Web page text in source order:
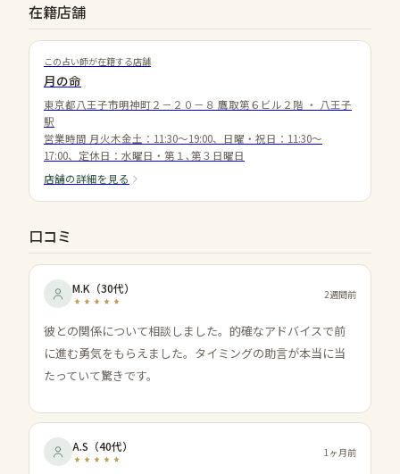
在籍店舗
この占い師が在籍する店舗
月の命
東京都八王子市明神町２－２０－８ 鷹取第６ビル２階 ・ 八王子
駅
営業時間 月火木金土：11:30～19:00、日曜・祝日：11:30～
17:00、定休日：水曜日・第１､第３日曜日
店舗の詳細を見る
口コミ
M.K （30代） 2週間前
彼との関係について相談しました。的確なアドバイスで前
に進む勇気をもらえました。タイミングの助言が本当に当
たっていて驚きです。
A.S （40代） 1ヶ月前